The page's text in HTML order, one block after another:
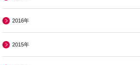
2016年
2015年